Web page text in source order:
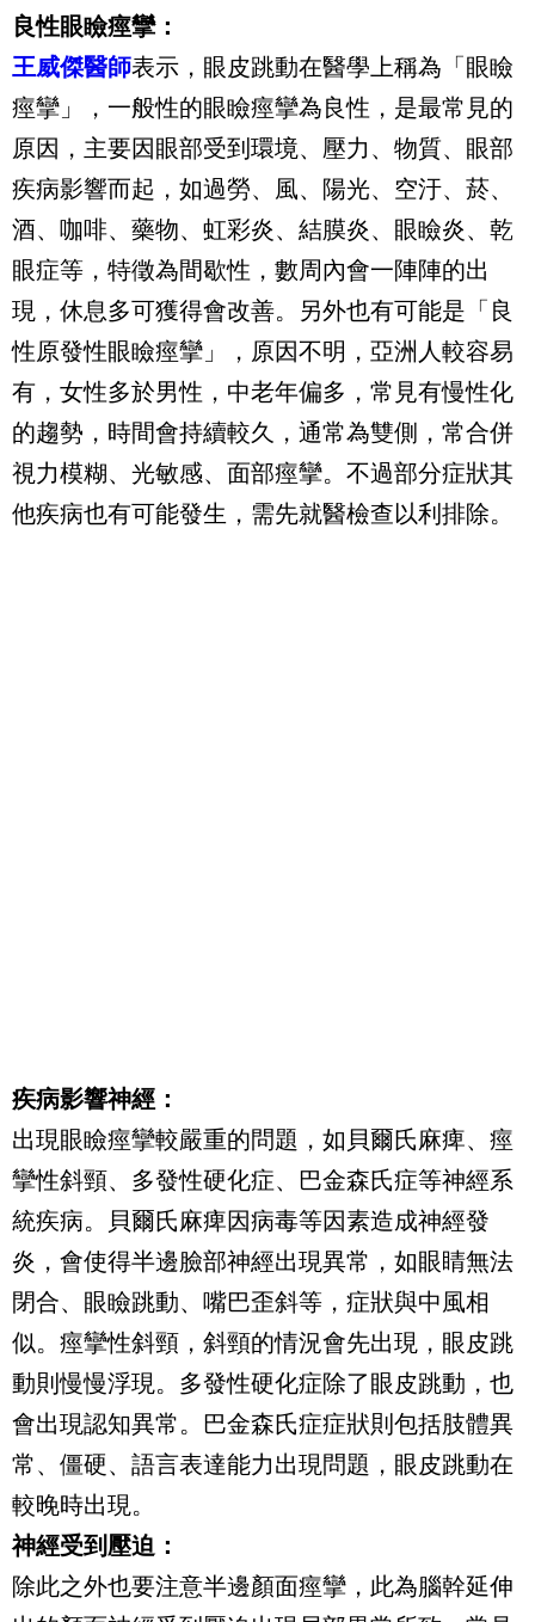
良性眼瞼痙攣：
王威傑醫師表示，眼皮跳動在醫學上稱為「眼瞼
痙攣」，一般性的眼瞼痙攣為良性，是最常見的
原因，主要因眼部受到環境、壓力、物質、眼部
疾病影響而起，如過勞、風、陽光、空汙、菸、
酒、咖啡、藥物、虹彩炎、結膜炎、眼瞼炎、乾
眼症等，特徵為間歇性，數周內會一陣陣的出
現，休息多可獲得會改善。另外也有可能是「良
性原發性眼瞼痙攣」，原因不明，亞洲人較容易
有，女性多於男性，中老年偏多，常見有慢性化
的趨勢，時間會持續較久，通常為雙側，常合併
視力模糊、光敏感、面部痙攣。不過部分症狀其
他疾病也有可能發生，需先就醫檢查以利排除。
疾病影響神經：
出現眼瞼痙攣較嚴重的問題，如貝爾氏麻痺、痙
攣性斜頸、多發性硬化症、巴金森氏症等神經系
統疾病。貝爾氏麻痺因病毒等因素造成神經發
炎，會使得半邊臉部神經出現異常，如眼睛無法
閉合、眼瞼跳動、嘴巴歪斜等，症狀與中風相
似。痙攣性斜頸，斜頸的情況會先出現，眼皮跳
動則慢慢浮現。多發性硬化症除了眼皮跳動，也
會出現認知異常。巴金森氏症症狀則包括肢體異
常、僵硬、語言表達能力出現問題，眼皮跳動在
較晚時出現。
神經受到壓迫：
除此之外也要注意半邊顏面痙攣，此為腦幹延伸